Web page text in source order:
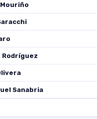
Rodríguez
Sanabria